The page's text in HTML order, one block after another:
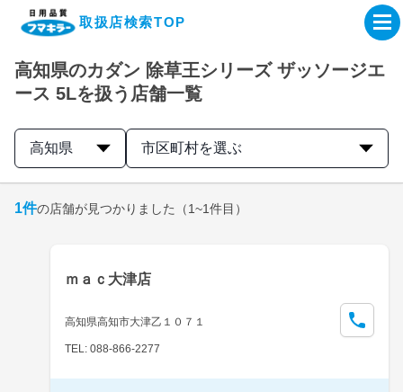
取扱店検索TOP
企業・IR情報サイト
製品情報サイト
取扱店検索はこちら
高知県のカダン 除草王シリーズ ザッソージエ
ース 5Lを扱う店舗一覧
高知県 市区町村を選ぶ
1件の店舗が見つかりました （1~1件目）
ｍａｃ大津店
高知県高知市大津乙１０７１
TEL: 088-866-2277